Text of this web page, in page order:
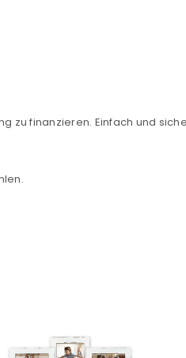
zu finanzieren. Einfach und